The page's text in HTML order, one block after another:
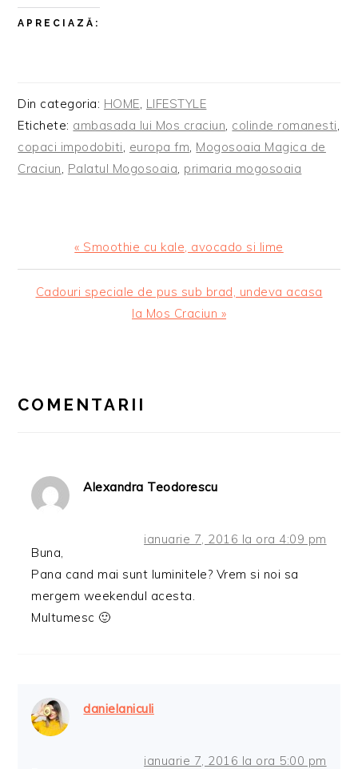
APRECIAZĂ:
Din categoria: HOME, LIFESTYLE
Etichete: ambasada lui Mos craciun, colinde romanesti,
copaci impodobiti, europa fm, Mogosoaia Magica de
Craciun, Palatul Mogosoaia, primaria mogosoaia
Articol
anterior:
« Smoothie cu kale, avocado si lime
Articolul
Cadouri speciale de pus sub brad, undeva acasa
la Mos Craciun »
INTERACTIONS
COMENTARII
Alexandra Teodorescu
ianuarie 7, 2016 la ora 4:09 pm
Buna,
Pana cand mai sunt luminitele? Vrem si noi sa
mergem weekendul acesta.
Multumesc 🙂
danielaniculi
ianuarie 7, 2016 la ora 5:00 pm